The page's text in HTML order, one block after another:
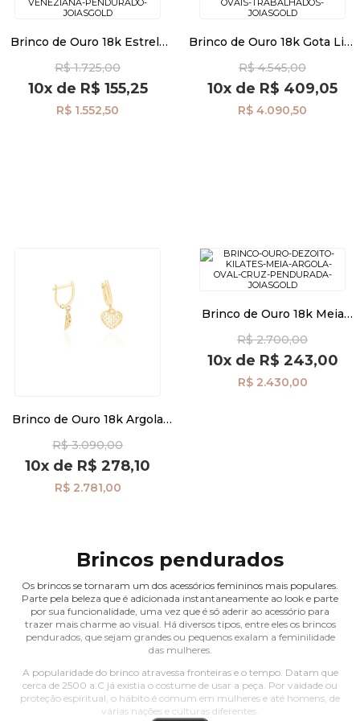
Brinco de Ouro 18k Estrela
Pendurado br29412
R$ 1.725,00
10xde R$ 155,25
R$ 1.552,50
Brinco de Ouro 18k Gota Lisa
br29359
R$ 4.545,00
10x de R$ 409,05
R$ 4.090,50
Brinco de Ouro 18k Argola
Pendurado br29354
R$ 3.090,00
10x de R$ 278,10
R$ 2.781,00
Brinco de Ouro 18k Meia
Pendurada br28705
R$ 2.700,00
10xde R$ 243,00
R$ 2.430,00
Brincos pendurados
Os brincos se tornaram um dos acessórios femininos mais populares.
Parte pela beleza que é adicionada instantaneamente ao look e parte
por sua funcionalidade, uma vez que é só aderir ao acessório para
trazer mais charme ao visual. Há diversos tipos, entre eles os brincos
pendurados, que sejam grandes ou pequenos exalam a feminilidade
das mulheres.
A popularidade do brinco atravessa fronteiras e o tempo. Datam que
cerca de 2500 a.C já existia o costume de usar a peça. Por vaidade ou
proteção espiritual, o hábito é comum em mulheres e até homens, de
várias nações e culturas diferentes.